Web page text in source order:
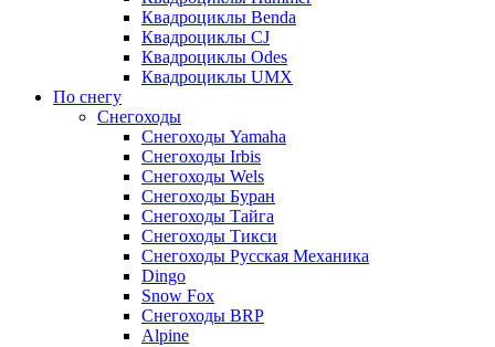
Квадроциклы Benda
Квадроциклы CJ
Квадроциклы Odes
Квадроциклы UMX
По снегу
Снегоходы
Снегоходы Yamaha
Снегоходы Irbis
Снегоходы Wels
Снегоходы Буран
Снегоходы Тайга
Снегоходы Тикси
Снегоходы Русская Механика
Dingo
Snow Fox
Снегоходы BRP
Alpine